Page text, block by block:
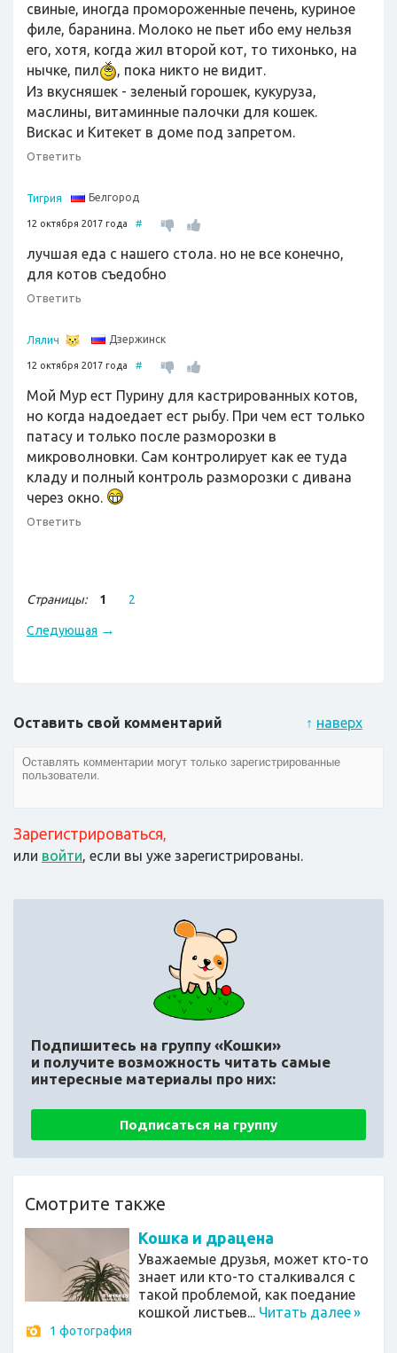
свиные, иногда промороженные печень, куриное
филе, баранина. Молоко не пьет ибо ему нельзя
его, хотя, когда жил второй кот, то тихонько, на
нычке, пил
, пока никто не видит.
Из вкусняшек - зеленый горошек, кукуруза,
маслины, витаминные палочки для кошек.
Вискас и Китекет в доме под запретом.
Ответить
Тигрия Белгород
12 октября 2017 года #
лучшая еда с нашего стола. но не все конечно,
для котов съедобно
Ответить
Лялич Дзержинск
12 октября 2017 года #
Мой Мур ест Пурину для кастрированных котов,
но когда надоедает ест рыбу. При чем ест только
патасу и только после разморозки в
микроволновки. Сам контролирует как ее туда
кладу и полный контроль разморозки с дивана
через окно.
Ответить
Страницы: 1 2
Следующая →
↑ наверх
Оставить свой комментарий
Зарегистрироваться,
или войти, если вы уже зарегистрированы.
Подпишитесь на группу «Кошки»
и получите возможность читать самые
интересные материалы про них:
Подписаться на группу
Смотрите также
Кошка и драцена
Уважаемые друзья, может кто-то
знает или кто-то сталкивался с
такой проблемой, как поедание
кошкой листьев... Читать далее»
1 фотография